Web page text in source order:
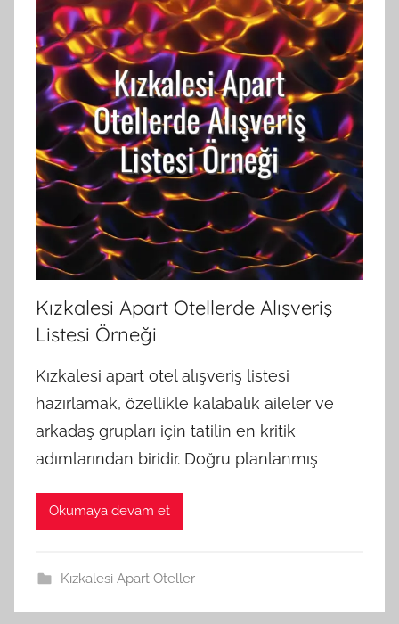
Kızkalesi Apart Otellerde Alışveriş
Listesi Örneği
Kızkalesi apart otel alışveriş listesi
hazırlamak, özellikle kalabalık aileler ve
arkadaş grupları için tatilin en kritik
adımlarından biridir. Doğru planlanmış
Okumaya devam et
Kızkalesi Apart Oteller